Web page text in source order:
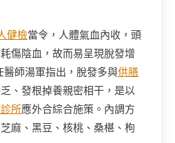
健檢當令，人體氣血內收，頭
傷陰血，故而易呈現脫發增
醫師湯軍指出，脫發多與供膳
、發根掉養親密相干，是以
所應外合綜合施策。內調方
麻、黑豆、核桃、桑椹、枸